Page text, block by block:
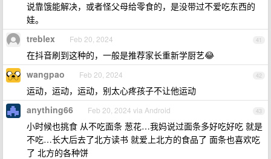
说靠饿能解决，或者怪父母给零食的，是没带过不爱吃东西的
娃。
41
treblex Feb 20, 2024
在抖音刷到这种的，一般是推荐家长重新学厨艺😂
42
wangpao Feb 20, 2024
运动，运动，运动，别太心疼孩子不让他运动
43
anything66 Feb 20, 2024 via Android
小时候也挑食 从不吃面条 葱花…我妈说过面条多好吃好吃 就是
不吃…长大后去了北方读书 就爱上北方的食品了 面条也喜欢吃
了 北方的各种饼